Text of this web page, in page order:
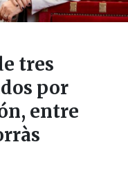
tres
por
entre